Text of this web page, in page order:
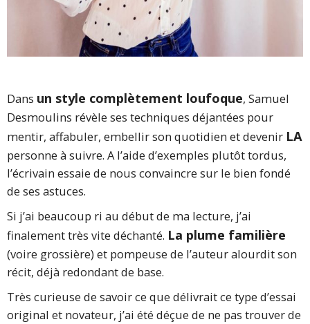
Dans un style complètement loufoque, Samuel
Desmoulins révèle ses techniques déjantées pour
mentir, affabuler, embellir son quotidien et devenir LA
personne à suivre. A l’aide d’exemples plutôt tordus,
l’écrivain essaie de nous convaincre sur le bien fondé
de ses astuces.
Si j’ai beaucoup ri au début de ma lecture, j’ai
finalement très vite déchanté. La plume familière
(voire grossière) et pompeuse de l’auteur alourdit son
récit, déjà redondant de base.
Très curieuse de savoir ce que délivrait ce type d’essai
original et novateur, j’ai été déçue de ne pas trouver de